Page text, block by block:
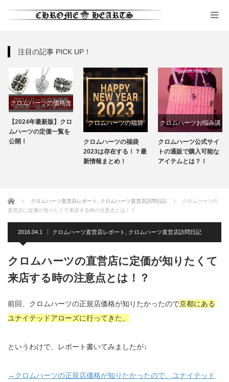
注目の記事 PICK UP！
クロムハーツの価格改
定
【2024年最新版】クロ
ムハーツの定価一覧を
公開！
クロムハーツの福袋
クロムハーツの福袋
2023は存在する！？最
新情報まとめ！
クロムハーツお悩み講
座
クロムハーツ公式サイ
トの通販で購入可能な
アイテムとは？！
ホーム クロムハーツ直営店レポート クロムハーツ直営店訪問日記
クロムハーツの
直営店に定価が知りたくて来店する時の注意点とは！？
2016.04.1 クロムハーツ直営店レポート クロムハーツ直営店訪問日記
クロムハーツの直営店に定価が知りたくて
来店する時の注意点とは！？
前回、クロムハーツの正規店価格が知りたかったので京都にある
ユナイテッドアローズに行ってきた。
というわけで、レポート書いてみましたが↓
→クロムハーツの正規店価格が知りたかったので、ユナイテッド